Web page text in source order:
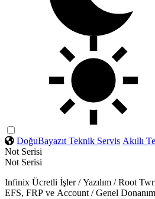
DoğuBayazıt Teknik Servis Akıllı
Not Serisi
Not Serisi
Infinix Ücretli İşler / Yazılım / Root
EFS, FRP ve Account / Genel